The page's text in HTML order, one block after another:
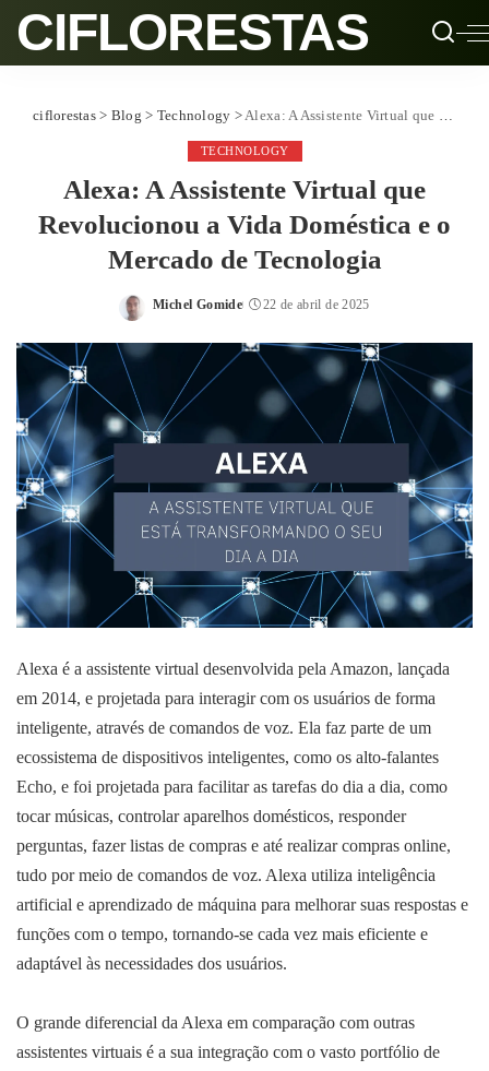
CIFLORESTAS
ciflorestas> Blog > Technology >Alexa: A Assistente Virtual que Revolucionou a Vida Doméstica e o Mercado de Tecnologia
TECHNOLOGY
Alexa: A Assistente Virtual que
Revolucionou a Vida Doméstica e o
Mercado de Tecnologia
Posted
Michel Gomide 22 de abril de 2025
Alexa é a assistente virtual desenvolvida pela Amazon, lançada
em 2014, e projetada para interagir com os usuários de forma
inteligente, através de comandos de voz. Ela faz parte de um
ecossistema de dispositivos inteligentes, como os alto-falantes
Echo, e foi projetada para facilitar as tarefas do dia a dia, como
tocar músicas, controlar aparelhos domésticos, responder
perguntas, fazer listas de compras e até realizar compras online,
tudo por meio de comandos de voz. Alexa utiliza inteligência
artificial e aprendizado de máquina para melhorar suas respostas e
funções com o tempo, tornando-se cada vez mais eficiente e
adaptável às necessidades dos usuários.
O grande diferencial da Alexa em comparação com outras
assistentes virtuais é a sua integração com o vasto portfólio de